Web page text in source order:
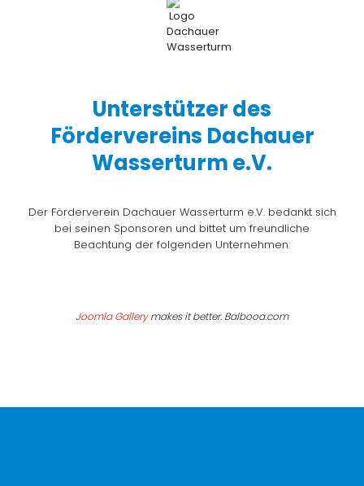
Unterstützer des
Fördervereins Dachauer
Wasserturm e.V.
Der Förderverein Dachauer Wasserturm e.V. bedankt sich
bei seinen Sponsoren und bittet um freundliche
Beachtung der folgenden Unternehmen:
Joomla Gallerymakes it better. Balbooa.com